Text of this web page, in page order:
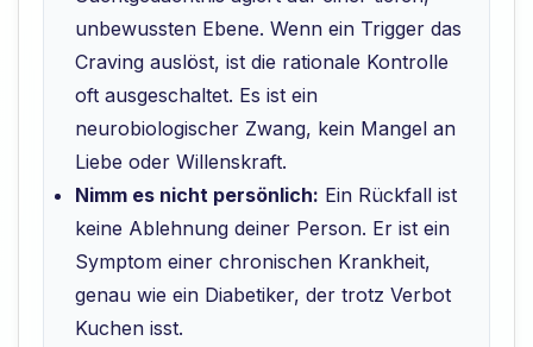
unbewussten Ebene. Wenn ein Trigger das
Craving auslöst, ist die rationale Kontrolle
oft ausgeschaltet. Es ist ein
neurobiologischer Zwang, kein Mangel an
Liebe oder Willenskraft.
Nimm es nicht persönlich: Ein Rückfall ist
keine Ablehnung deiner Person. Er ist ein
Symptom einer chronischen Krankheit,
genau wie ein Diabetiker, der trotz Verbot
Kuchen isst.